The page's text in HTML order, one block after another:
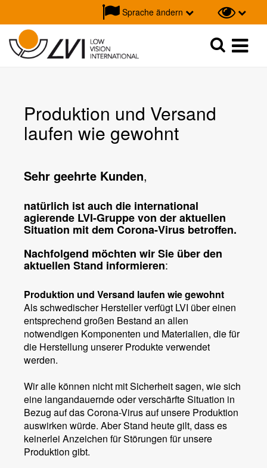
Sprache ändern
Suche
Produktion und Versand
laufen wie gewohnt
Sehr geehrte Kunden,
natürlich ist auch die international
agierende LVI-Gruppe von der aktuellen
Situation mit dem Corona-Virus betroffen.
Nachfolgend möchten wir Sie über den
aktuellen Stand informieren:
Produktion und Versand laufen wie gewohnt
Als schwedischer Hersteller verfügt LVI über einen
entsprechend großen Bestand an allen
notwendigen Komponenten und Materialien, die für
die Herstellung unserer Produkte verwendet
werden.
Wir alle können nicht mit Sicherheit sagen, wie sich
eine langandauernde oder verschärfte Situation in
Bezug auf das Corona-Virus auf unsere Produktion
auswirken würde. Aber Stand heute gilt, dass es
keinerlei Anzeichen für Störungen für unsere
Produktion gibt.